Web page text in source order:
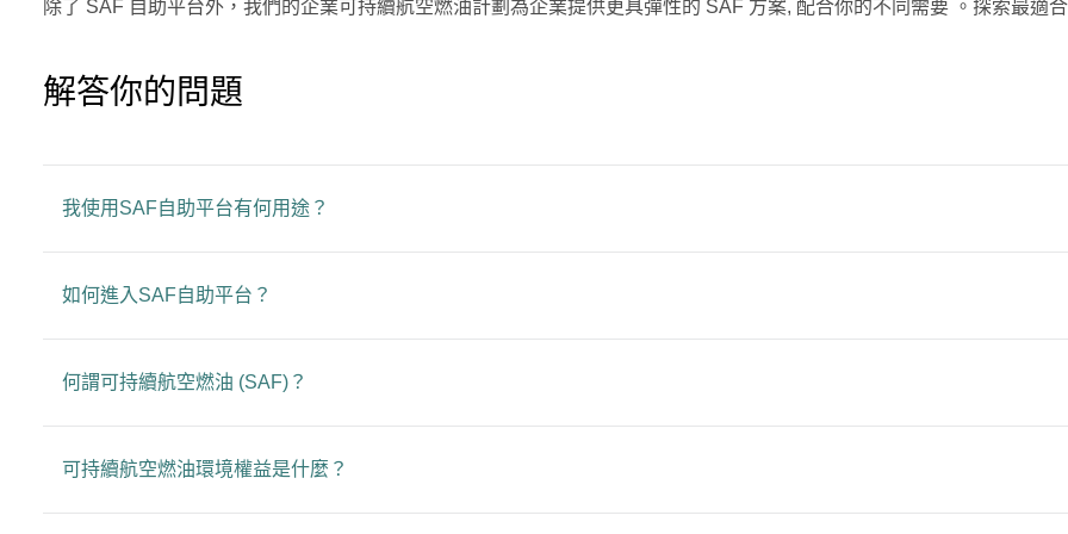
除了 SAF 自助平台外，我們的企業可持續航空燃油計劃為企業提供更具彈性的 SAF 方案, 配合你的不同需要 。探索最適
解答你的問題
我使用SAF自助平台有何用途？
如何進入SAF自助平台？
何謂可持續航空燃油 (SAF)？
可持續航空燃油環境權益是什麼？